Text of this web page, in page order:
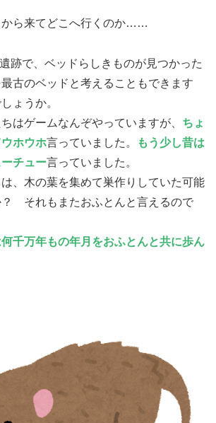
から来てどこへ行くのか……
跡で、ベッドらしきものが見つかった
古のベッドと考えることもできます
ょうか。
はゲームなんぞやっていますが、 ちょ
ホウホ言っていました。
もう少し昔は
チュー言っていました。
、木の葉を集めて巣作りしていた可能
？ それもまたおふとんと言えるので
千万年もの年月をおふとんと共に歩ん